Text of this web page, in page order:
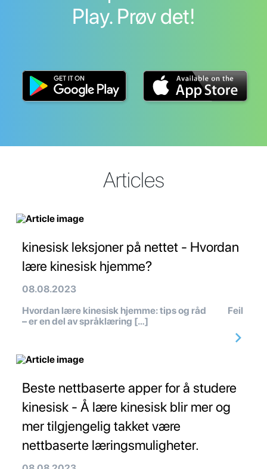
Play. Prøv det!
Articles
kinesisk leksjoner på nettet - Hvordan
lære kinesisk hjemme?
08.08.2023
Hvordan lære kinesisk hjemme: tips og råd Feil
– er en del av språklæring […]
Beste nettbaserte apper for å studere
kinesisk - Å lære kinesisk blir mer og
mer tilgjengelig takket være
nettbaserte læringsmuligheter.